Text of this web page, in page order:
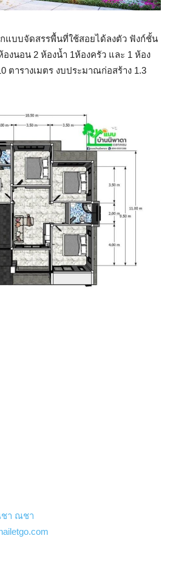
แบบจัดสรรพื้นที่ใช้สอยได้ลงตัว ฟังก์ชั้น
งนอน 2 ห้องน้ำ 1ห้องครัว และ 1 ห้อง
ตารางเมตร งบประมาณก่อสร้าง 1.3
า ณชา